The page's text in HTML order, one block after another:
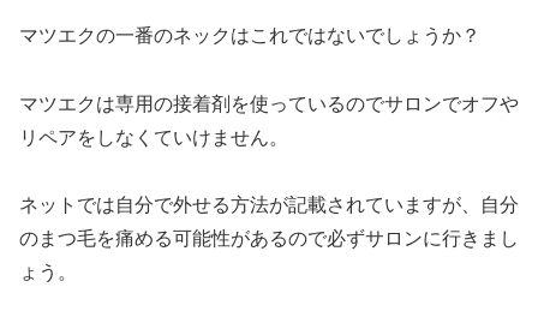
マツエクの一番のネックはこれではないでしょうか？
マツエクは専用の接着剤を使っているのでサロンでオフや
リペアをしなくていけません。
ネットでは自分で外せる方法が記載されていますが、自分
のまつ毛を痛める可能性があるので必ずサロンに行きまし
ょう。